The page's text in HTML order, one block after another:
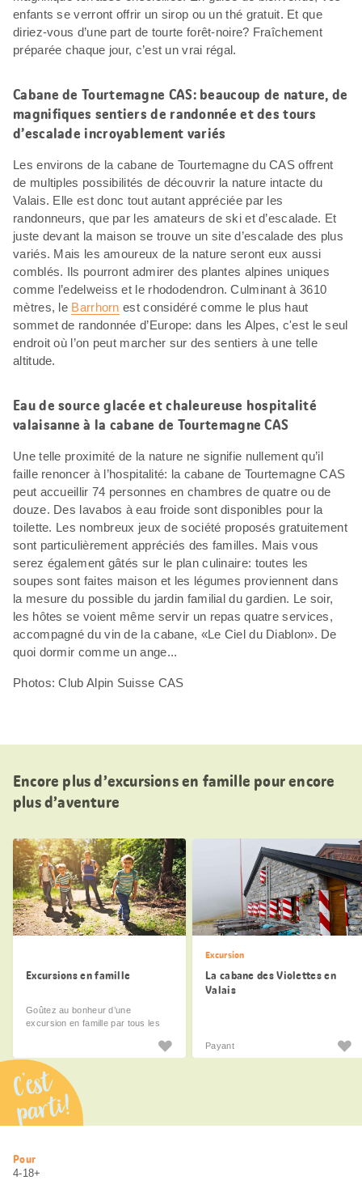
enfants se verront offrir un sirop ou un thé gratuit. Et que
diriez-vous d’une part de tourte forêt-noire? Fraîchement
préparée chaque jour, c’est un vrai régal.
Cabane de Tourtemagne CAS: beaucoup de nature, de
magnifiques sentiers de randonnée et des tours
d’escalade incroyablement variés
Les environs de la cabane de Tourtemagne du CAS offrent
de multiples possibilités de découvrir la nature intacte du
Valais. Elle est donc tout autant appréciée par les
randonneurs, que par les amateurs de ski et d’escalade. Et
juste devant la maison se trouve un site d’escalade des plus
variés. Mais les amoureux de la nature seront eux aussi
comblés. Ils pourront admirer des plantes alpines uniques
comme l’edelweiss et le rhododendron. Culminant à 3610
mètres, le Barrhorn est considéré comme le plus haut
sommet de randonnée d’Europe: dans les Alpes, c'est le seul
endroit où l’on peut marcher sur des sentiers à une telle
altitude.
Eau de source glacée et chaleureuse hospitalité
valaisanne à la cabane de Tourtemagne CAS
Une telle proximité de la nature ne signifie nullement qu’il
faille renoncer à l’hospitalité: la cabane de Tourtemagne CAS
peut accueillir 74 personnes en chambres de quatre ou de
douze. Des lavabos à eau froide sont disponibles pour la
toilette. Les nombreux jeux de société proposés gratuitement
sont particulièrement appréciés des familles. Mais vous
serez également gâtés sur le plan culinaire: toutes les
soupes sont faites maison et les légumes proviennent dans
la mesure du possible du jardin familial du gardien. Le soir,
les hôtes se voient même servir un repas quatre services,
accompagné du vin de la cabane, «Le Ciel du Diablon». De
quoi dormir comme un ange...
Photos: Club Alpin Suisse CAS
Encore plus d’excursions en famille pour encore
plus d’aventure
Excursions en famille
Goûtez au bonheur d’une
excursion en famille par tous les
Excursion
La cabane des Violettes en
Valais
Payant
C’est
parti!
Informations
utiles
Pour
4-18+